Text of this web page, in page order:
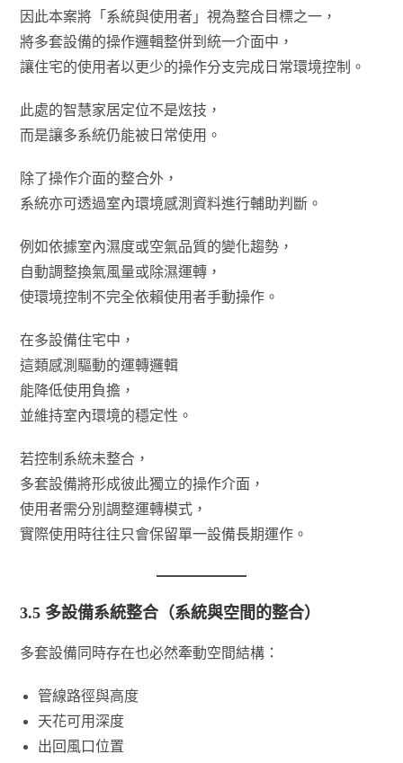
因此本案將「系統與使用者」視為整合目標之一，
將多套設備的操作邏輯整併到統一介面中，
讓住宅的使用者以更少的操作分支完成日常環境控制。
此處的智慧家居定位不是炫技，
而是讓多系統仍能被日常使用。
除了操作介面的整合外，
系統亦可透過室內環境感測資料進行輔助判斷。
例如依據室內濕度或空氣品質的變化趨勢，
自動調整換氣風量或除濕運轉，
使環境控制不完全依賴使用者手動操作。
在多設備住宅中，
這類感測驅動的運轉邏輯
能降低使用負擔，
並維持室內環境的穩定性。
若控制系統未整合，
多套設備將形成彼此獨立的操作介面，
使用者需分別調整運轉模式，
實際使用時往往只會保留單一設備長期運作。
3.5 多設備系統整合（系統與空間的整合）
多套設備同時存在也必然牽動空間結構：
管線路徑與高度
天花可用深度
出回風口位置